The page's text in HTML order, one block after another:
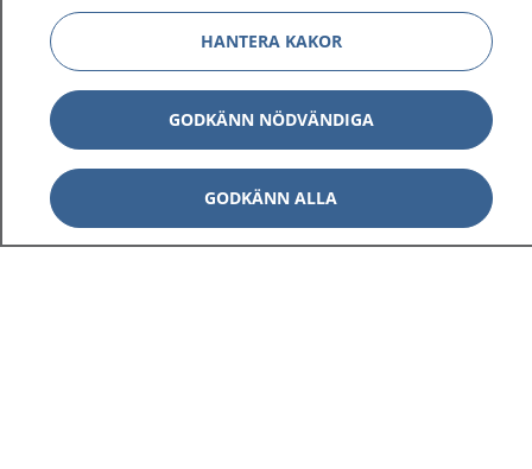
1177 på flera språk Visa
Om 1177 Visa
Kontakt Visa
HANTERA KAKOR
GODKÄNN NÖDVÄNDIGA
GODKÄNN ALLA